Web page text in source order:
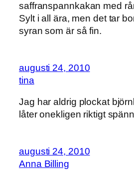
saffranspannkakan med
Sylt i all ära, men det tar
syran som är så fin.
augusti 24, 2010
tina
Jag har aldrig plockat
låter onekligen riktigt
augusti 24, 2010
Anna Billing